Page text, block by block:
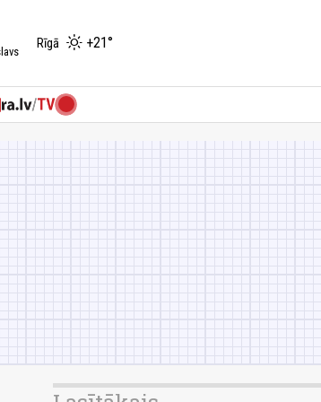
Rīgā +21°